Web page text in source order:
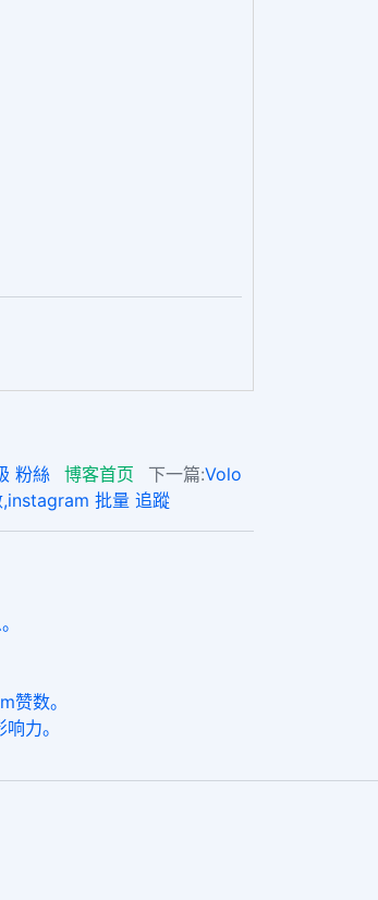
粉絲 博客首页 下一篇:Volo
批量 追蹤
赞数。
力。